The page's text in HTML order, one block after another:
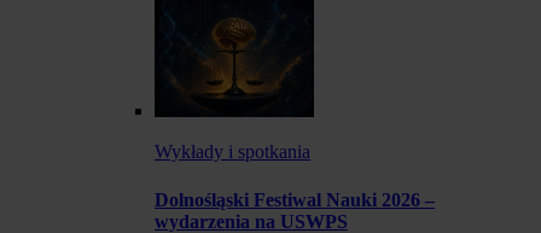
Wykłady i spotkania
Dolnośląski Festiwal Nauki 2026 –
wydarzenia na USWPS